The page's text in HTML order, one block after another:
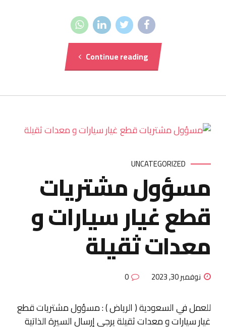
Continue reading
UNCATEGORIZED
مسؤول مشتريات
قطع غيار سيارات و
معدات ثقيلة
نوفمبر 30, 2023 0
للعمل في السعودية ( الرياض ) : مسؤول مشتريات قطع
غيار سيارات و معدات ثقيلة يرجي إرسال السيرة الذاتية